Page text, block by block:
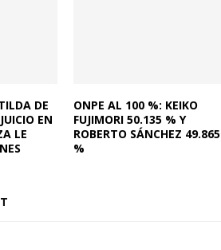
DE
EN
LE
ONPE AL 100 %: KEIKO
FUJIMORI 50.135 % Y
ROBERTO SÁNCHEZ 49.865
%